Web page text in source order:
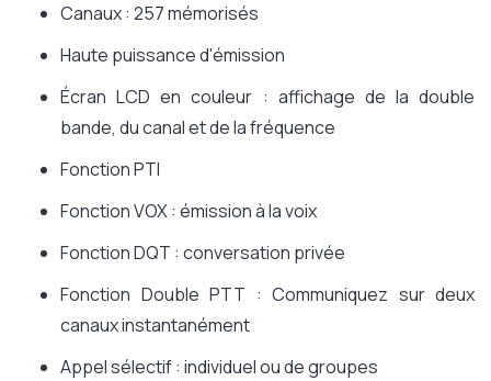
Canaux : 257 mémorisés
Haute puissance d'émission
Écran LCD en couleur : affichage de la double
bande, du canal et de la fréquence
Fonction PTI
Fonction VOX : émission à la voix
Fonction DQT : conversation privée
Fonction Double PTT : Communiquez sur deux
canaux instantanément
Appel sélectif : individuel ou de groupes